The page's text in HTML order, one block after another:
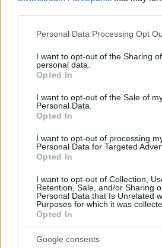
Please note that this website/app
not limited to your visit or usage
grant or deny consent to Google and
use your data for below specified
consent section.
Personal Data Processing Opt
I want to opt-out of the Sharing
personal data.
Opted In
I want to opt-out of the Sale of
Personal Data.
Opted In
I want to opt-out of processing
Personal Data for Targeted
Opted In
I want to opt-out of Collection,
Retention, Sale, and/or Sharing
Personal Data that Is Unrelated
Purposes for which it was
Opted In
Google consents
Hirdetés
Hirdetés